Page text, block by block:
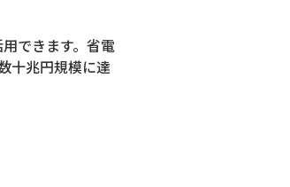
できます。省電
十兆円規模に達